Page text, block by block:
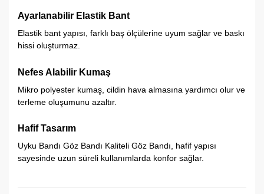
Ayarlanabilir Elastik Bant
Elastik bant yapısı, farklı baş ölçülerine uyum sağlar ve baskı
hissi oluşturmaz.
Nefes Alabilir Kumaş
Mikro polyester kumaş, cildin hava almasına yardımcı olur ve
terleme oluşumunu azaltır.
Hafif Tasarım
Uyku Bandı Göz Bandı Kaliteli Göz Bandı, hafif yapısı
sayesinde uzun süreli kullanımlarda konfor sağlar.